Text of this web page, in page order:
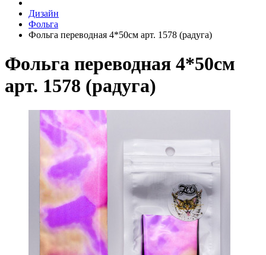
Дизайн
Фольга
Фольга переводная 4*50см арт. 1578 (радуга)
Фольга переводная 4*50см
арт. 1578 (радуга)